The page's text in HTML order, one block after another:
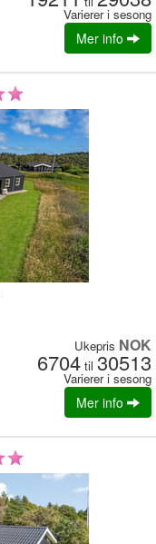
Varierer i sesong
Mer info
Ukepris NOK
6704 til 30513
Varierer i sesong
Mer info